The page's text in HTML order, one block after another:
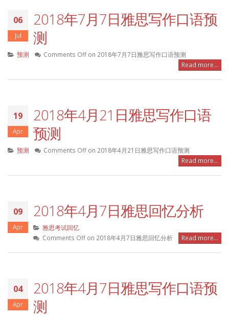
06
Jul
2018年7月7日雅思写作口语预
测
预测 Comments Offon 2018年7月7日雅思写作口语预测
Read more...
19
Apr
2018年4月21日雅思写作口语
预测
预测 Comments Offon 2018年4月21日雅思写作口语预测
Read more...
09
Apr
2018年4月7日雅思回忆分析
雅思考试回忆
Comments Offon 2018年4月7日雅思回忆分析 Read more...
04
Apr
2018年4月7日雅思写作口语预
测